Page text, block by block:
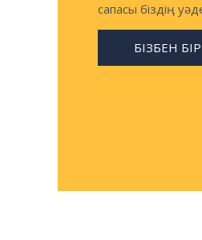
сапасы біздің
БІЗБЕН